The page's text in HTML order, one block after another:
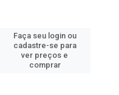
Faça seu login ou
cadastre-se para
ver preços e
comprar